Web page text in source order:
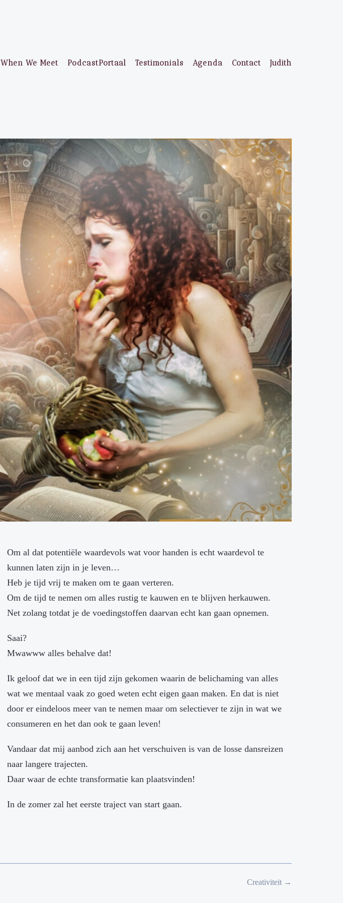
When We Meet PodcastPortaal Testimonials Agenda Contact Judith
Om al dat potentiële waardevols wat voor handen is echt waardevol te
kunnen laten zijn in je leven…
Heb je tijd vrij te maken om te gaan verteren.
Om de tijd te nemen om alles rustig te kauwen en te blijven herkauwen.
Net zolang totdat je de voedingstoffen daarvan echt kan gaan opnemen.
Saai?
Mwawww alles behalve dat!
Ik geloof dat we in een tijd zijn gekomen waarin de belichaming van alles
wat we mentaal vaak zo goed weten echt eigen gaan maken. En dat is niet
door er eindeloos meer van te nemen maar om selectiever te zijn in wat we
consumeren en het dan ook te gaan leven!
Vandaar dat mij aanbod zich aan het verschuiven is van de losse dansreizen
naar langere trajecten.
Daar waar de echte transformatie kan plaatsvinden!
In de zomer zal het eerste traject van start gaan.
Creativiteit →